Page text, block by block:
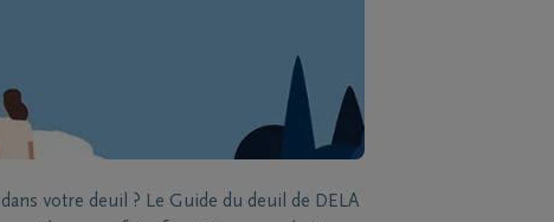
votre deuil ? Le Guide du deuil de DELA